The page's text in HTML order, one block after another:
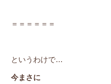
＝＝＝＝＝＝
というわけで…
今まさに